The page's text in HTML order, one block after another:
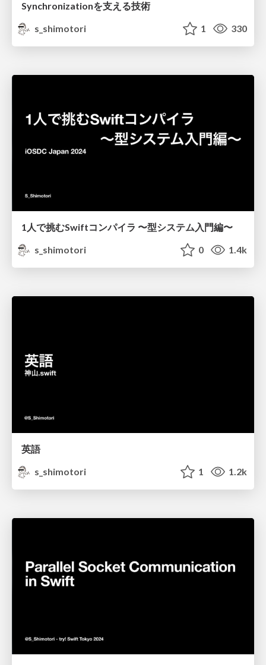
Synchronizationを支える技術
s_shimotori
1 330
1人で挑むSwiftコンパイラ 〜型システム入門編〜
s_shimotori
0 1.4k
英語
s_shimotori
1 1.2k